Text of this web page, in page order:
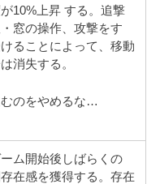
10%上昇 する。追撃
窓の操作、攻撃をす
ることによって、移動
消失する。
のをやめるな…
ム開始後しばらくの
在感を獲得する。存在